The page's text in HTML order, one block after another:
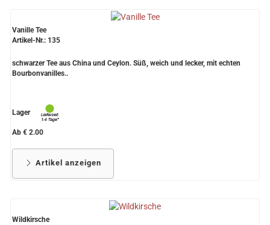
Vanille Tee
Artikel-Nr.: 135
schwarzer Tee aus China und Ceylon. Süß, weich und lecker, mit echten
Bourbonvanilles..
Lager
Ab € 2.00
Artikel anzeigen
Wildkirsche